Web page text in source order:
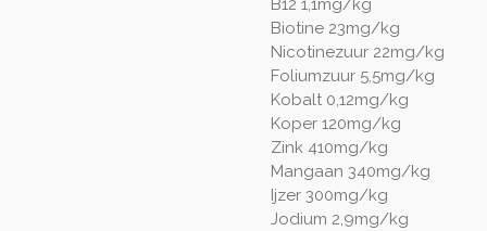
B12 1,1mg/kg
Biotine 23mg/kg
Nicotinezuur 22mg/kg
Foliumzuur 5,5mg/kg
Kobalt 0,12mg/kg
Koper 120mg/kg
Zink 410mg/kg
Mangaan 340mg/kg
Ijzer 300mg/kg
Jodium 2,9mg/kg